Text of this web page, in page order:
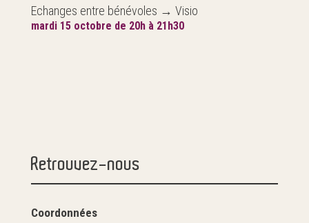
Echanges entre bénévoles → Visio
mardi 15 octobre de 20h à 21h30
Retrouvez-nous
Coordonnées